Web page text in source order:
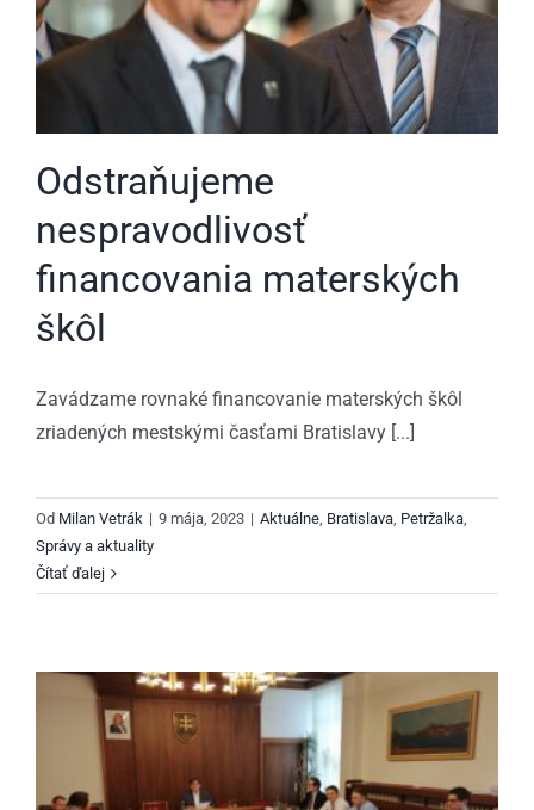
Odstraňujeme
nespravodlivosť
financovania materských
škôl
Zavádzame rovnaké financovanie materských škôl
zriadených mestskými časťami Bratislavy [...]
Od Milan Vetrák | 9 mája, 2023 | Aktuálne Bratislava Petržalka
Správy a aktuality
Čítať ďalej